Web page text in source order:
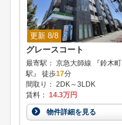
更新 8/8
グレースコート
最寄駅： 京急大師線 『鈴木町
駅』 徒歩17分
間取り： 2DK～3LDK
賃料： 14.3万円
物件詳細を見る